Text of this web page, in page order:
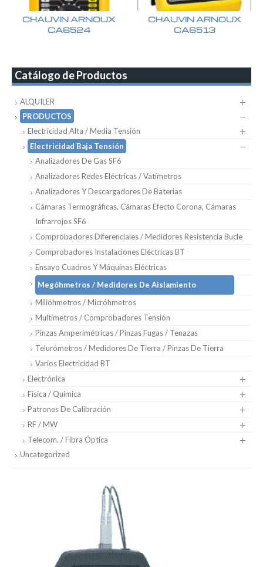
CHAUVIN ARNOUX
CA6524
CHAUVIN ARNOUX
CA6513
Catálogo de Productos
ALQUILER
PRODUCTOS
Electricidad Alta / Media Tensión
Electricidad Baja Tensión
Analizadores De Gas SF6
Analizadores Redes Eléctricas / Vatímetros
Analizadores Y Descargadores De Baterias
Cámaras Termográficas, Cámaras Efecto Corona, Cámaras
Infrarrojos SF6
Comprobadores Diferenciales / Medidores Resistencia Bucle
Comprobadores Instalaciones Eléctricas BT
Ensayo Cuadros Y Máquinas Eléctricas
Megóhmetros / Medidores De Aislamiento
Milióhmetros / Micróhmetros
Multímetros / Comprobadores Tensión
Pinzas Amperimétricas / Pinzas Fugas / Tenazas
Telurómetros / Medidores De Tierra / Pinzas De Tierra
Varios Electricidad BT
Electrónica
Física / Química
Patrones De Calibración
RF / MW
Telecom. / Fibra Óptica
Uncategorized